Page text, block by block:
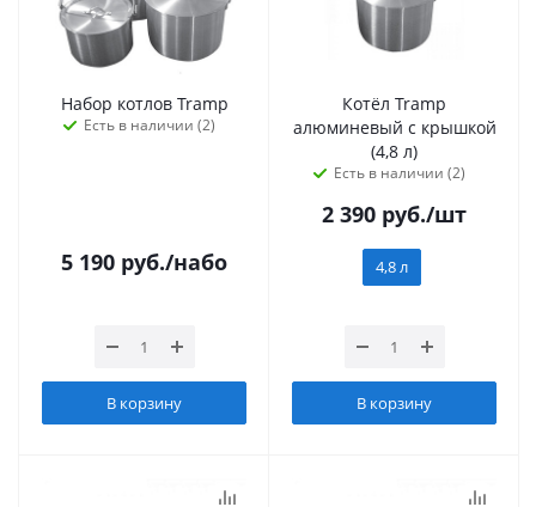
Набор котлов Tramp
Есть в наличии (2)
5 190 руб./набо
В корзину
Котёл Tramp
алюминевый с крышкой
(4,8 л)
Есть в наличии (2)
2 390 руб./шт
4,8 л
В корзину